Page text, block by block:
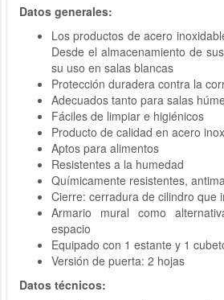
Datos generales:
Los productos de acero
Desde el almacenamiento de
su uso en salas blancas
Protección duradera contra la
Adecuados tanto para salas
Fáciles de limpiar e higiénicos
Producto de calidad en acero
Aptos para alimentos
Resistentes a la humedad
Químicamente resistentes,
Cierre: cerradura de cilindro que
Armario mural como
espacio
Equipado con 1 estante y 1
Versión de puerta: 2 hojas
Datos técnicos: